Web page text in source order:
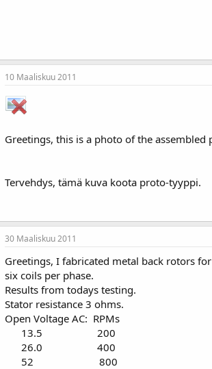
10 Maaliskuu 2011
Greetings, this is a photo of the assembled
Tervehdys, tämä kuva koota proto-tyyppi.
30 Maaliskuu 2011
Greetings, I fabricated metal back rotors
six coils per phase.
Results from todays testing.
Stator resistance 3 ohms.
Open Voltage AC: RPMs
13.5 200
26.0 400
52 800